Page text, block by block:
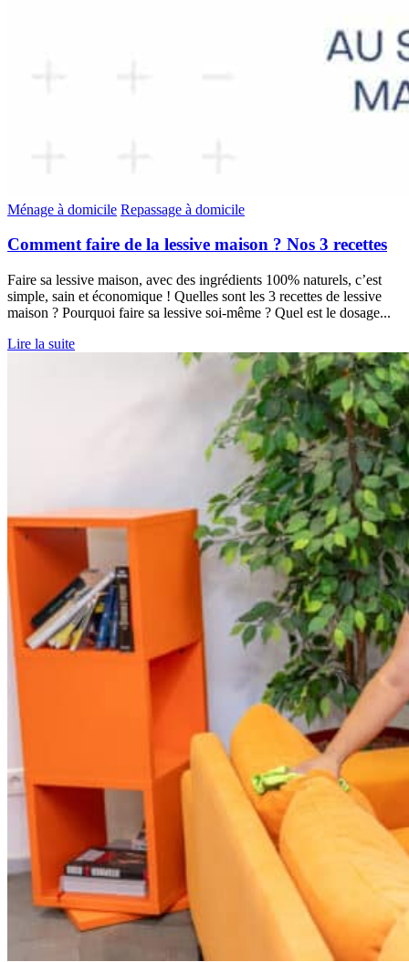
Ménage à domicile Repassage à domicile
Comment faire de la lessive maison ? Nos 3 recettes
Faire sa lessive maison, avec des ingrédients 100% naturels, c’est
simple, sain et économique ! Quelles sont les 3 recettes de lessive
maison ? Pourquoi faire sa lessive soi-même ? Quel est le dosage...
Lire la suite